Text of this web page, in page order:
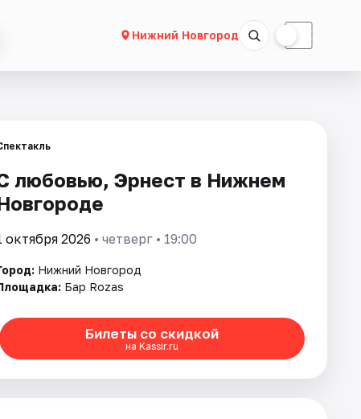
Нижний Новгород ☾
любовью, Эрнест в Нижнем
октября 2026 • четверг • 19:00
Нижний Новгород
Бар Rozas
Билеты со скидкой
на Kassir.ru